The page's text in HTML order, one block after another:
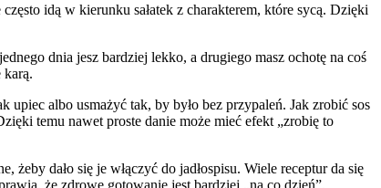
idą w kierunku sałatek z charakterem, które sycą. Dzięki
dnia jesz bardziej lekko, a drugiego masz ochotę na coś
karą.
albo usmażyć tak, by było bez przypaleń. Jak zrobić sos
temu nawet proste danie może mieć efekt „zrobię to
dało się je włączyć do jadłospisu. Wiele receptur da się
że zdrowe gotowanie jest bardziej „na co dzień”.